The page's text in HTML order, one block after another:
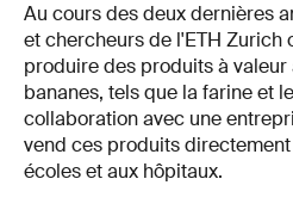
Au cours des deux dernières
et chercheurs de l'ETH Zurich
produire des produits à valeur
bananes, tels que la farine et
collaboration avec une
vend ces produits
écoles et aux hôpitaux.